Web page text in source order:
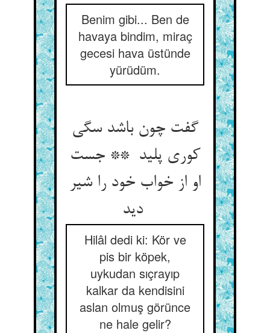
Benim gibi... Ben de
havaya bindim, miraç
gecesi hava üstünde
yürüdüm.
گفت چون باشد سگی
کوری پلید ** جست
او از خواب خود را شیر
دید
Hilâl dedi ki: Kör ve
pis bir köpek,
uykudan sıçrayıp
kalkar da kendisini
aslan olmuş görünce
ne hale gelir?